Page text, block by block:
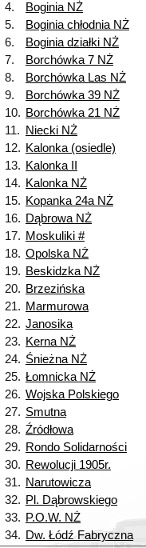
4. Boginia NŻ
5.
Boginia chłodnia NŻ
6.
Boginia działki NŻ
7.
Borchówka 7 NŻ
8.
Borchówka Las NŻ
9.
Borchówka 39 NŻ
10. Borchówka 21 NŻ
11.
Niecki NŻ
12. Kalonka (osiedle)
13. Kalonka II
14. Kalonka NŻ
15. Kopanka 24a NŻ
16. Dąbrowa NŻ
17. Moskuliki #
18. Opolska NŻ
19. Beskidzka NŻ
20. Brzezińska
21. Marmurowa
22. Janosika
23. Kerna NŻ
24. Śnieżna NŻ
25. Łomnicka NŻ
26. Wojska Polskiego
27. Smutna
28. Źródłowa
29. Rondo Solidarności
30. Rewolucji 1905r.
31. Narutowicza
32. Pl. Dąbrowskiego
33. P.O.W. NŻ
34. Dw. Łódź Fabryczna